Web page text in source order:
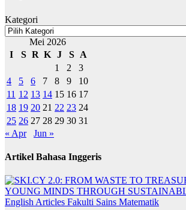
Kategori
Mei 2026
I
S R K J S
A
1
2
3
4
5 6 7 8 9
10
11 12 13 14 15 16 17
18 19 20 21 22 23 24
25 26 27 28 29 30 31
« Apr
Jun »
Artikel Bahasa Inggeris
English Articles Fakulti Sains Matematik